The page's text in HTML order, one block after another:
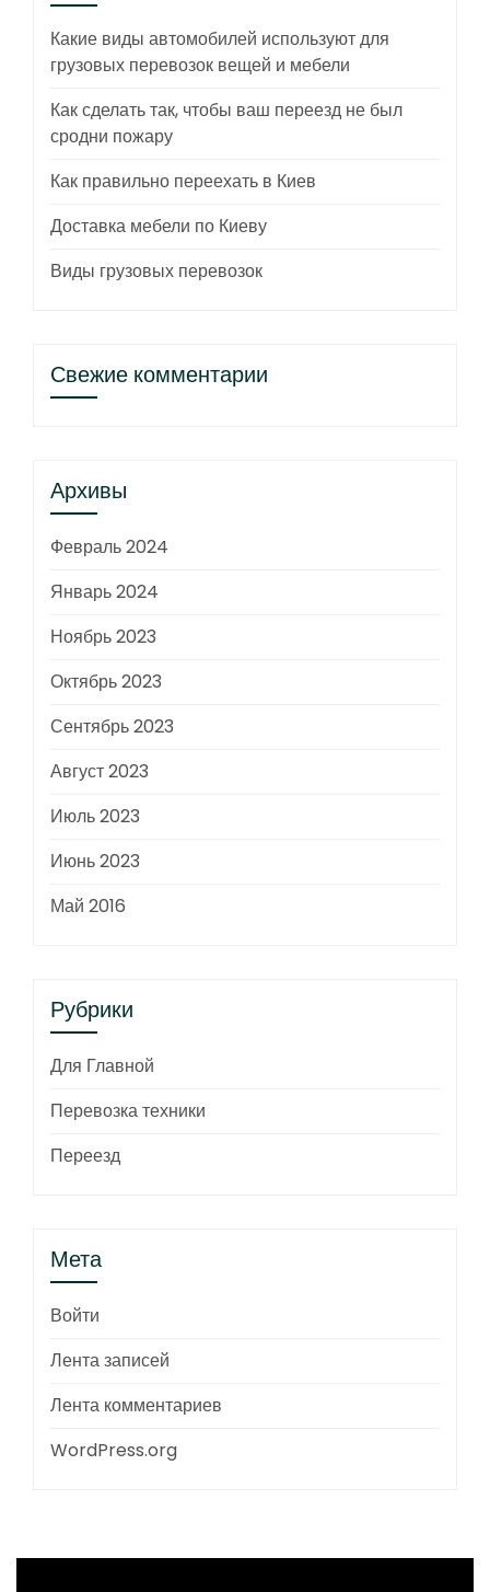
Какие виды автомобилей используют для
грузовых перевозок вещей и мебели
Как сделать так, чтобы ваш переезд не был
сродни пожару
Как правильно переехать в Киев
Доставка мебели по Киеву
Виды грузовых перевозок
Свежие комментарии
Архивы
Февраль 2024
Январь 2024
Ноябрь 2023
Октябрь 2023
Сентябрь 2023
Август 2023
Июль 2023
Июнь 2023
Май 2016
Рубрики
Для Главной
Перевозка техники
Переезд
Мета
Войти
Лента записей
Лента комментариев
WordPress.org